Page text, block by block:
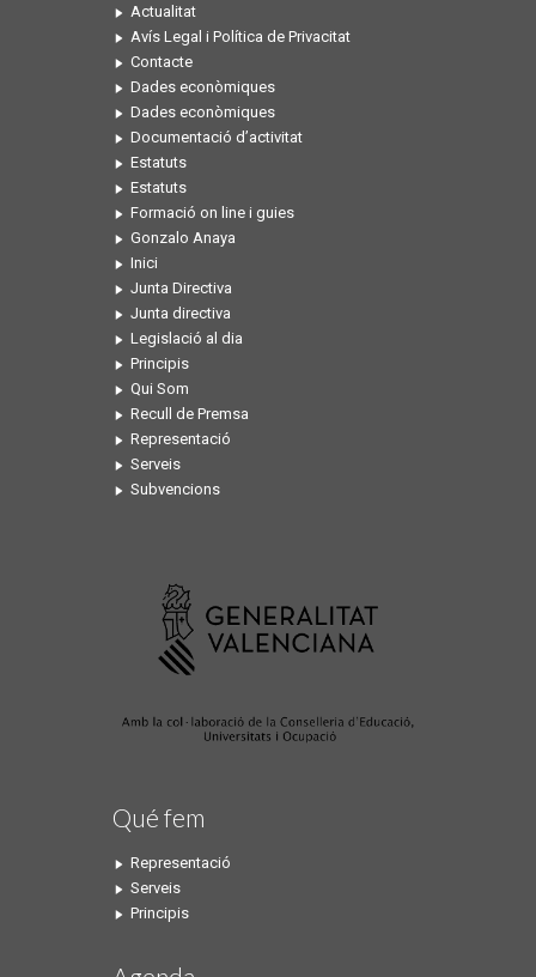
Actualitat
Avís Legal i Política de Privacitat
Contacte
Dades econòmiques
Dades econòmiques
Documentació d’activitat
Estatuts
Estatuts
Formació on line i guies
Gonzalo Anaya
Inici
Junta Directiva
Junta directiva
Legislació al dia
Principis
Qui Som
Recull de Premsa
Representació
Serveis
Subvencions
Qué fem
Representació
Serveis
Principis